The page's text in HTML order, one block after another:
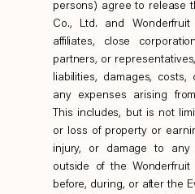
persons) agree to release
Co., Ltd. and
affiliates, close
partners, or
liabilities, damages, costs,
any expenses arising
This includes, but is not
or loss of property or
injury, or damage to
outside of the
before, during, or after the